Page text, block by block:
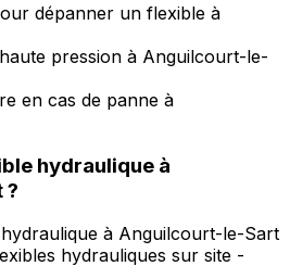
dépanner un flexible à
pression à Anguilcourt-le-
en cas de panne à
hydraulique à
?
à Anguilcourt-le-Sart
hydrauliques sur site -